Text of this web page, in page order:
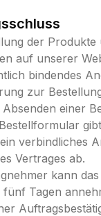
der Produkte
auf unserer
bindendes
zur
einer
verbindliches
Vertrages ab.
kann
Tagen